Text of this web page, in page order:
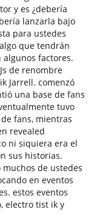
y es ¿debería
lanzarla bajo
para ustedes
que tendrán
factores.
de renombre
Jarrell. comenzó
una base de fans
tuvo
fans, mientras
revealed
ni siquiera era el
sus historias.
de ustedes
en eventos
estos eventos
electro tist ik y